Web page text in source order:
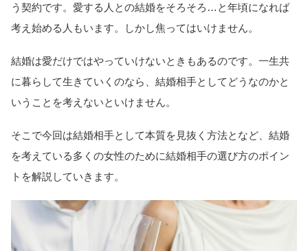
う契約です。愛する人との結婚をそろそろ…と年頃になれば
考え始める人もいます。しかし焦ってはいけません。
結婚は愛だけではやっていけないときもあるのです。一生共
に暮らして生きていくのなら、結婚相手としてどうなのかと
いうことを考えないといけません。
そこで今回は結婚相手として本質を見抜く方法となど、結婚
を考えている多くの女性のために結婚相手の選び方のポイン
トを解説していきます。